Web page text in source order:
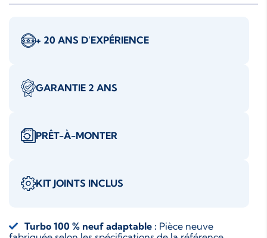
+ 20 ANS D'EXPÉRIENCE
GARANTIE 2 ANS
PRÊT-À-MONTER
KIT JOINTS INCLUS
Turbo 100 % neuf adaptable : Pièce neuve